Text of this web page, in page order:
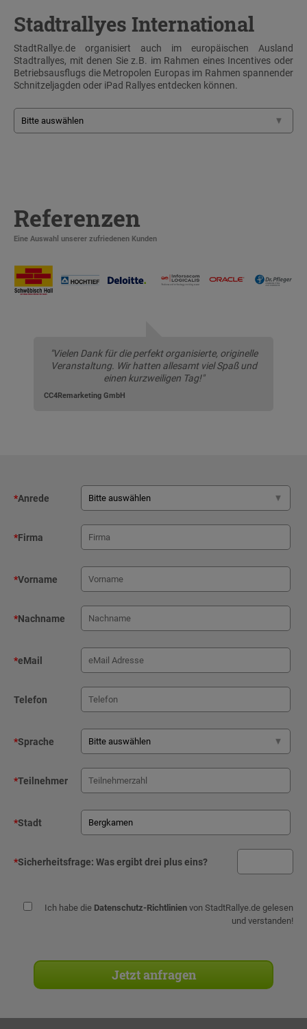
Stadtrallyes International
StadtRallye.de organisiert auch im europäischen Ausland
Stadtrallyes, mit denen Sie z.B. im Rahmen eines Incentives oder
Betriebsausflugs die Metropolen Europas im Rahmen spannender
Schnitzeljagden oder iPad Rallyes entdecken können.
Referenzen
Eine Auswahl unserer zufriedenen Kunden
"Vielen Dank für die perfekt organisierte, originelle
Veranstaltung. Wir hatten allesamt viel Spaß und
einen kurzweiligen Tag!"
CC4Remarketing GmbH
*Anrede
*Firma
*Vorname
*Nachname
*eMail
Telefon
*Sprache
*Teilnehmer
*Stadt
*Sicherheitsfrage: Was ergibt drei plus eins?
Ich habe die Datenschutz-Richtlinien von StadtRallye.de gelesen
und verstanden!